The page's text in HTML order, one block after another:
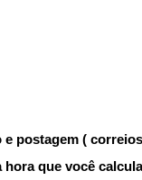
postagem (
que você